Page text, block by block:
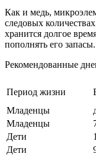
Как и медь,
следовых
хранится долгое
пополнять его запасы.
Рекомендованные
Период жизни
Младенцы
Младенцы
Дети
Дети